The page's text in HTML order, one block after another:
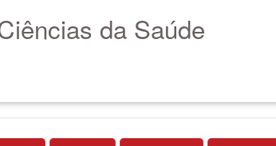
da Saúde